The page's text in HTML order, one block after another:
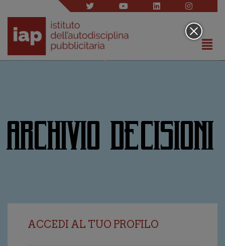
ARCHIVIO DECISIONI
ACCEDI AL TUO PROFILO